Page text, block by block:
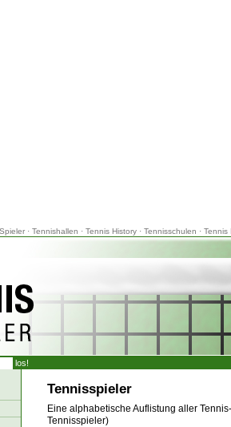
· Tennishallen · Tennis History· Tennisschulen · Tennis
Tennisspieler
Eine alphabetische Auflistung aller
Tennisspieler)
los!